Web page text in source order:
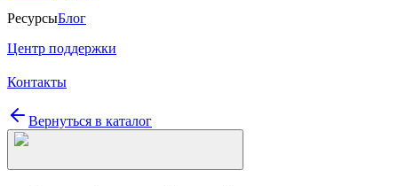
РесурсыБлог
Центр поддержки
Контакты
Вернуться в каталог